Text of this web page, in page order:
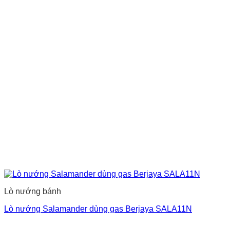
Lò nướng bánh
Lò nướng Salamander dùng gas Berjaya SALA11N